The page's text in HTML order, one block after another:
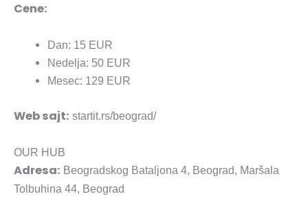
Cene:
Dan: 15 EUR
Nedelja: 50 EUR
Mesec: 129 EUR
Web sajt: startit.rs/beograd/
OUR HUB
Adresa: Beogradskog Bataljona 4, Beograd, Maršala
Tolbuhina 44, Beograd